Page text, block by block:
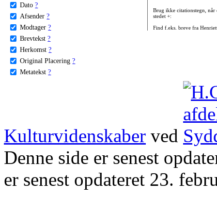
Dato ?
Afsender ?
Modtager ?
Brevtekst ?
Herkomst ?
Original Placering ?
Metatekst ?
Brug ikke citationstegn, når
stedet +:
Find f.eks. breve fra
Kulturvidenskaber ved
Denne side er senest
er senest opdateret 23.